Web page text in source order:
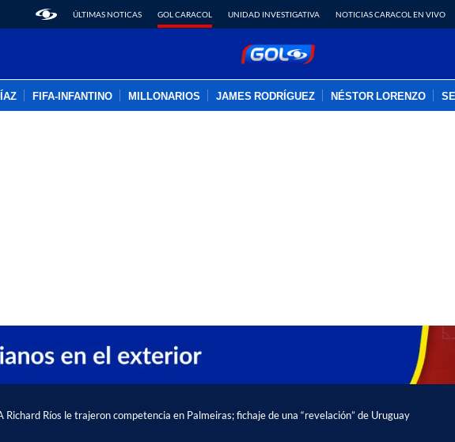
ÚLTIMAS NOTICAS GOL CARACOL UNIDAD INVESTIGATIVA NOTICIAS CARACOL EN VIVO
FIFA-INFANTINO MILLONARIOS JAMES RODRÍGUEZ NÉSTOR LORENZO
Richard Ríos le trajeron competencia en Palmeiras; fichaje de una “revelación” de Uruguay